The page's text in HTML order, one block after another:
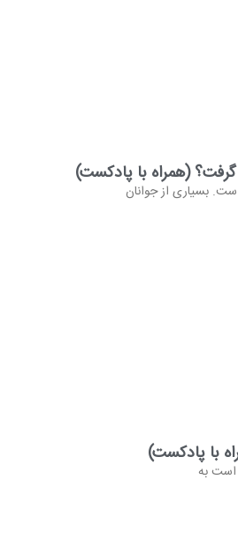
(همراه با پادکست)
بسیاری از جوانان
با پادکست)
است به